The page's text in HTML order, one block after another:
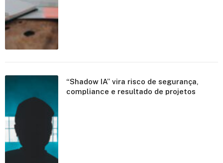
“Shadow IA” vira risco de segurança,
compliance e resultado de projetos